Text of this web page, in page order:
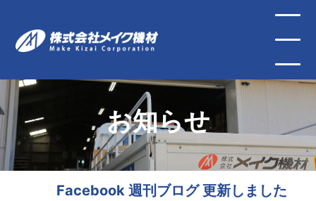
お知らせ
Facebook 週刊ブログ 更新しました